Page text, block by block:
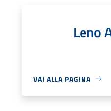
Leno
VAI ALLA PAGINA